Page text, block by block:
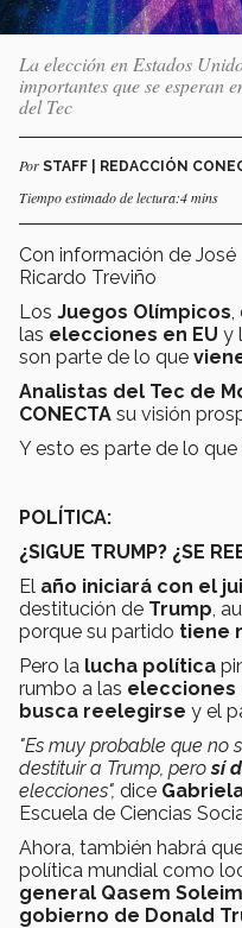
La elección en Estados
importantes que se esperan
del Tec
Por STAFF | REDACCIÓN
Tiempo estimado de lectura:4 mins
Con información de
Ricardo Treviño
Los Juegos Olímpicos
las elecciones en EU y
son parte de lo que
Analistas del Tec de
CONECTA su visión
Y esto es parte de lo que
POLÍTICA:
¿SIGUE TRUMP? ¿SE
El año iniciará con el
destitución de Trump ,
porque su partido tiene
Pero la lucha política
rumbo a las elecciones
busca reelegirse y el
"Es muy probable que no
destituir a Trump, perosí
elecciones", dice
Escuela de Ciencias
Ahora, también habrá
política mundial como
general Qasem
gobierno de Donald